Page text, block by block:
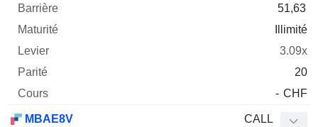
51,63
Illimité
3.09x
20
- CHF
MBAE8V CALL